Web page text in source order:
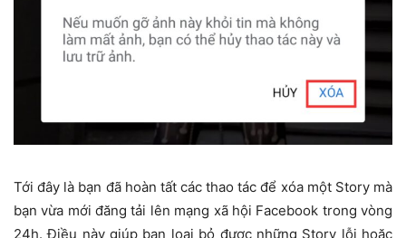
Tới đây là bạn đã hoàn tất các thao tác để xóa một Story mà
bạn vừa mới đăng tải lên mạng xã hội Facebook trong vòng
24h. Điều này giúp bạn loại bỏ được những Story lỗi hoặc